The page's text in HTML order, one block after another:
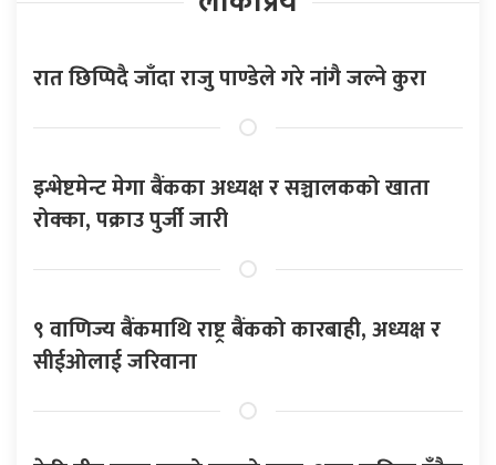
रात छिप्पिदै जाँदा राजु पाण्डेले गरे नांगै जल्ने कुरा
इन्भेष्टमेन्ट मेगा बैंकका अध्यक्ष र सञ्चालकको खाता
रोक्का, पक्राउ पुर्जी जारी
९ वाणिज्य बैंकमाथि राष्ट्र बैंकको कारबाही, अध्यक्ष र
सीईओलाई जरिवाना